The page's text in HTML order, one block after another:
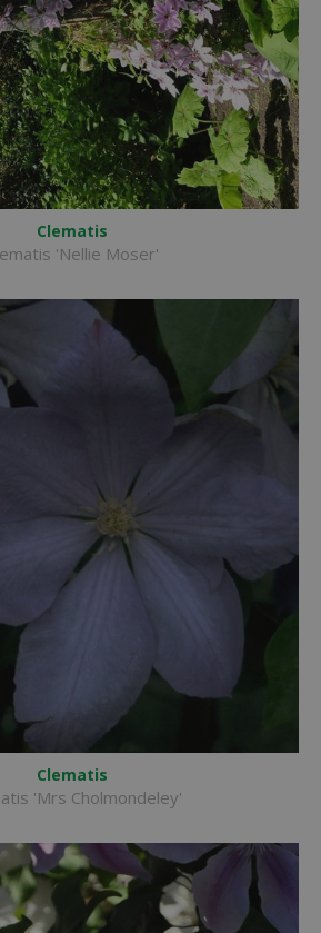
Clematis
'Nellie Moser'
Clematis
'Mrs Cholmondeley'